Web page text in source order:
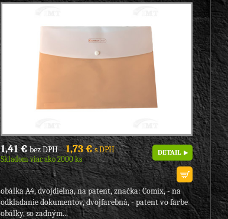
1,41 €bez DPH 1,73 €s DPH
Skladom viac ako 2000 ks
DETAIL
obálka A4, dvojdielna, na patent, značka: Comix, - na
odkladanie dokumentov, dvojfarebná, - patent vo farbe
obálky, so zadným...